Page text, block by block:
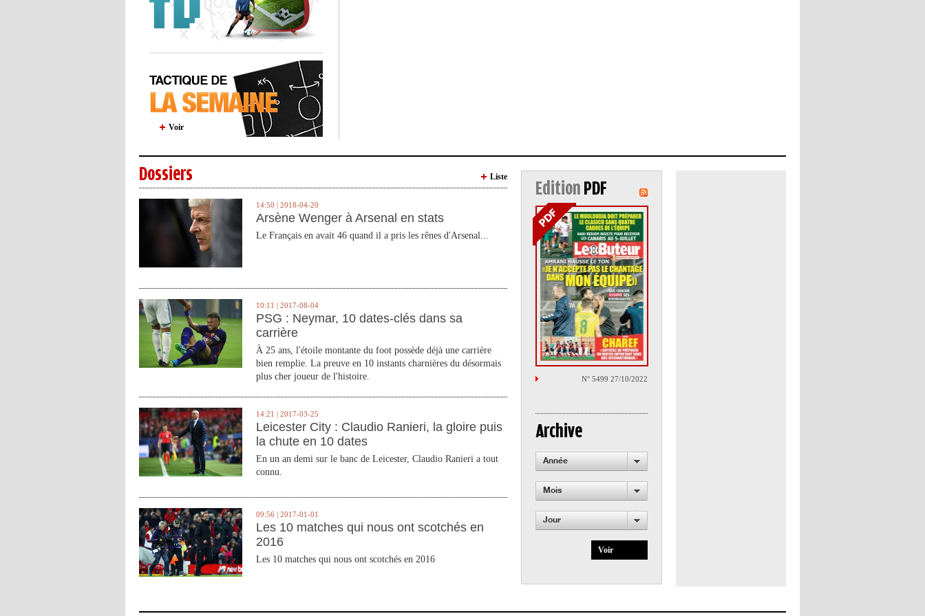
Voir
Dossiers Liste
14:50 | 2018-04-20
Arsène Wenger à Arsenal en stats
Le Français en avait 46 quand il a pris les rênes d'Arsenal...
10:11 | 2017-08-04
PSG : Neymar, 10 dates-clés dans sa
carrière
À 25 ans, l'étoile montante du foot possède déjà une carrière
bien remplie. La preuve en 10 instants charnières du désormais
plus cher joueur de l'histoire.
14:21 | 2017-03-25
Leicester City : Claudio Ranieri, la gloire puis
la chute en 10 dates
En un an demi sur le banc de Leicester, Claudio Ranieri a tout
connu.
09:56 | 2017-01-01
Les 10 matches qui nous ont scotchés en
2016
Les 10 matches qui nous ont scotchés en 2016
Edition PDF
N° 5499 27/10/2022
Archive
Année
Mois
Jour
Voir